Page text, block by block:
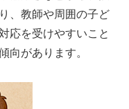
、教師や周囲の子ど
応を受けやすいこと
向があります。